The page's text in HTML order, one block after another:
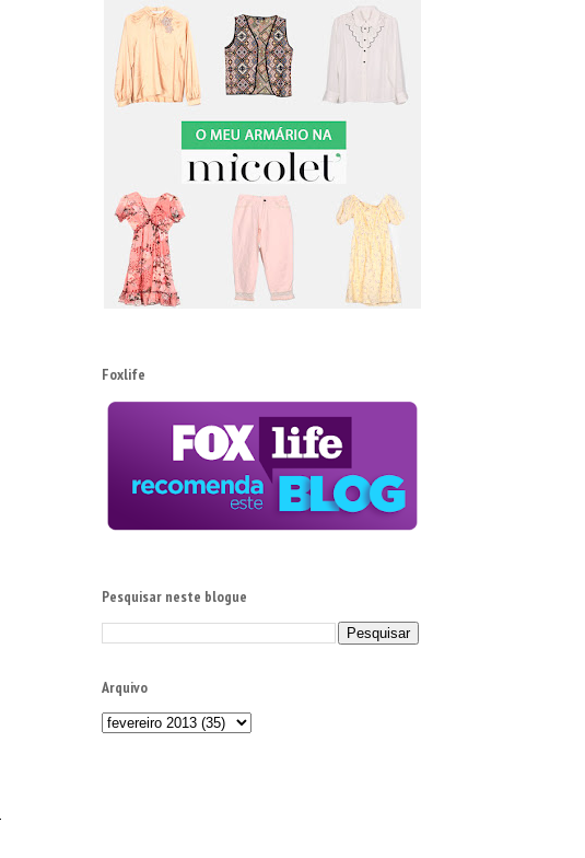
Foxlife
Pesquisar neste blogue
Arquivo